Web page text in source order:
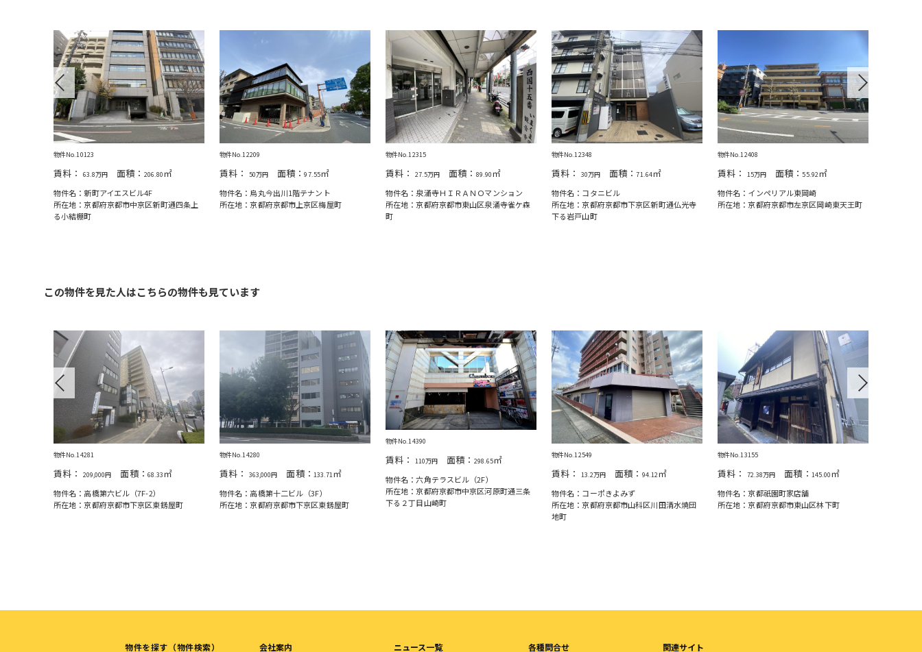
Previous
物件No.10123
賃料： 63.8万円 面積： 206.80㎡
物件名：新町アイエスビル4F
所在地：京都府京都市中京区新町通四条上
る小結棚町
物件No.12209
賃料： 50万円面積：97.55㎡
物件名：烏丸今出川1階テナント
所在地：京都府京都市上京区梅屋町
物件No.12315
賃料： 27.5万円 面積： 89.90㎡
物件名：泉涌寺ＨＩＲＡＮＯマンション
所在地：京都府京都市東山区泉涌寺雀ケ森
町
物件No.12348
賃料： 30万円面積：71.64㎡
物件名：コタニビル
所在地：京都府京都市下京区新町通仏光寺
下る岩戸山町
物件No.12408
賃料： 15万円面積：55.92㎡
物件名：インペリアル東岡崎
所在地：京都府京都市左京区岡崎東天王町
この物件を見た人はこちらの物件も見ています
Previous
物件No.14281
賃料： 209,000円 面積： 68.33㎡
物件名：高橋第六ビル（7F-2）
所在地：京都府京都市下京区東錺屋町
物件No.14280
賃料： 363,000円 面積： 133.71㎡
物件名：高橋第十二ビル（3F）
所在地：京都府京都市下京区東錺屋町
物件No.14390
賃料： 110万円面積： 298.65㎡
物件名：六角テラスビル（2F）
所在地：京都府京都市中京区河原町通三条
下る２丁目山崎町
物件No.12549
賃料： 13.2万円 面積： 94.12㎡
物件名：コーポきよみず
所在地：京都府京都市山科区川田清水焼団
地町
物件No.13155
賃料： 72.38万円 面積： 145.00㎡
物件名：京都祇園町家店舗
所在地：京都府京都市東山区林下町
物件を探す（物件検索） 会社案内 ニュース一覧 各種問合せ 関連サイト